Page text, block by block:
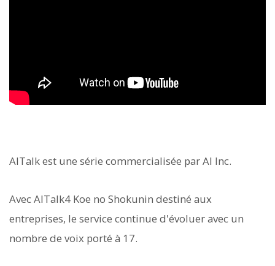
AITalk est une série commercialisée par AI Inc.
Avec AITalk4 Koe no Shokunin destiné aux
entreprises, le service continue d'évoluer avec un
nombre de voix porté à 17.